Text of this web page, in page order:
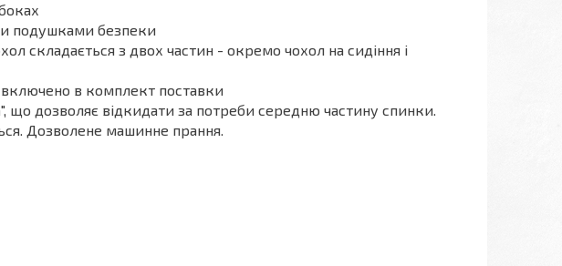
подушками безпеки
складається з двох частин - окремо чохол на сидіння і
в комплект поставки
що дозволяє відкидати за потреби середню частину спинки.
Дозволене машинне прання.